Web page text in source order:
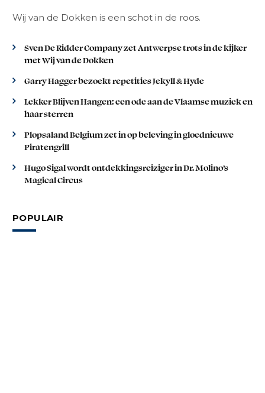
Wij van de Dokken is een schot in de roos.
Sven De Ridder Company zet Antwerpse trots in de kijker
met Wij van de Dokken
Garry Hagger bezoekt repetities Jekyll & Hyde
Lekker Blijven Hangen: een ode aan de Vlaamse muziek en
haar sterren
Plopsaland Belgium zet in op beleving in gloednieuwe
Piratengrill
Hugo Sigal wordt ontdekkingsreiziger in Dr. Molino’s
Magical Circus
POPULAIR